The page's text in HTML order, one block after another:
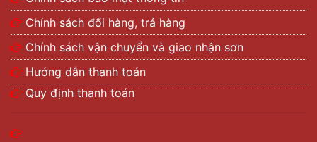
Chính sách đổi hàng, trả hàng
Chính sách vận chuyển và giao nhận sơn
Hướng dẫn thanh toán
Quy định thanh toán